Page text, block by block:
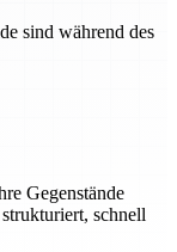
sind während des
Gegenstände
schnell